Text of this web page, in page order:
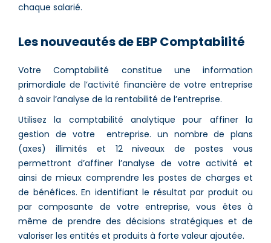
chaque salarié.
Les nouveautés de EBP Comptabilité
Votre Comptabilité constitue une information
primordiale de l’activité financière de votre entreprise
à savoir l’analyse de la rentabilité de l’entreprise.
Utilisez la comptabilité analytique pour affiner la
gestion de votre entreprise. un nombre de plans
(axes) illimités et 12 niveaux de postes vous
permettront d’affiner l’analyse de votre activité et
ainsi de mieux comprendre les postes de charges et
de bénéfices. En identifiant le résultat par produit ou
par composante de votre entreprise, vous êtes à
même de prendre des décisions stratégiques et de
valoriser les entités et produits à forte valeur ajoutée.